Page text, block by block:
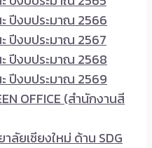
ปีงบประมาณ 2566
ปีงบประมาณ 2567
ปีงบประมาณ 2568
ปีงบประมาณ 2569
OFFICE (สำนักงานสี
ลัยเชียงใหม่ ด้าน SDG